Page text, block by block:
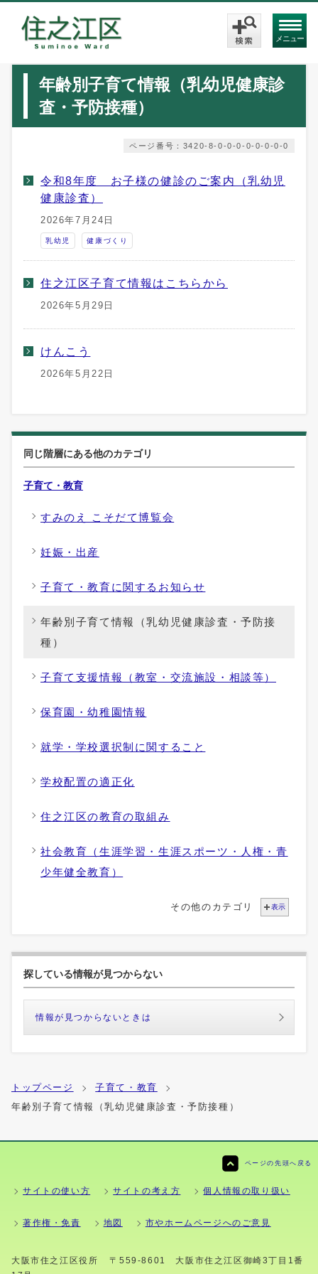
メニュー
年齢別子育て情報（乳幼児健康診
査・予防接種）
ページ番号：3420-8-0-0-0-0-0-0-0-0
令和8年度 お子様の健診のご案内（乳幼児
健康診査）
2026年7月24日
乳幼児 健康づくり
住之江区子育て情報はこちらから
2026年5月29日
けんこう
2026年5月22日
同じ階層にある他のカテゴリ
子育て・教育
すみのえ こそだて博覧会
妊娠・出産
子育て・教育に関するお知らせ
年齢別子育て情報（乳幼児健康診査・予防接
種）
子育て支援情報（教室・交流施設・相談等）
保育園・幼稚園情報
就学・学校選択制に関すること
学校配置の適正化
住之江区の教育の取組み
社会教育（生涯学習・生涯スポーツ・人権・青
少年健全教育）
その他のカテゴリ 表示
探している情報が見つからない
情報が見つからないときは
トップページ
子育て・教育
年齢別子育て情報（乳幼児健康診査・予防接種）
ページの先頭へ戻る
サイトの使い方 サイトの考え方 個人情報の取り扱い
著作権・免責 地図 市やホームページへのご意見
大阪市住之江区役所
〒559-8601 大阪市住之江区御崎3丁目1番